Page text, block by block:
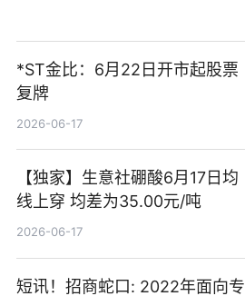
*ST金比：6月22日开市起股票
复牌
2026-06-17
【独家】生意社硼酸6月17日均
线上穿 均差为35.00元/吨
2026-06-17
短讯！招商蛇口: 2022年面向专